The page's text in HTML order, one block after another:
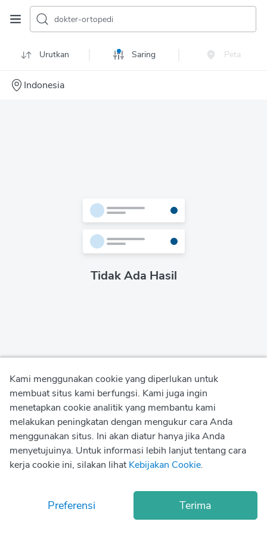
dokter-ortopedi
Urutkan Saring Peta
Indonesia
Tidak Ada Hasil
© Copyright2026 Okadoc Technologies FZ-LLC
Kebijakan Privasi
Kebijakan Penggunaan
Kebijakan Cookie
Kami menggunakan cookie yang diperlukan untuk
membuat situs kami berfungsi. Kami juga ingin
menetapkan cookie analitik yang membantu kami
melakukan peningkatan dengan mengukur cara Anda
menggunakan situs. Ini akan diatur hanya jika Anda
menyetujuinya. Untuk informasi lebih lanjut tentang cara
kerja cookie ini, silakan lihat Kebijakan Cookie.
Preferensi Terima